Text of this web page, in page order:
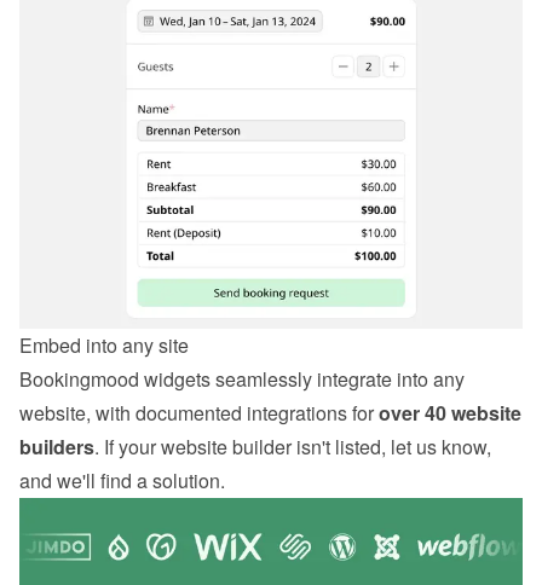
Embed into any site
Bookingmood widgets seamlessly integrate into any
website, with documented integrations for over 40 website
builders. If your website builder isn't listed, let us know,
and we'll find a solution.